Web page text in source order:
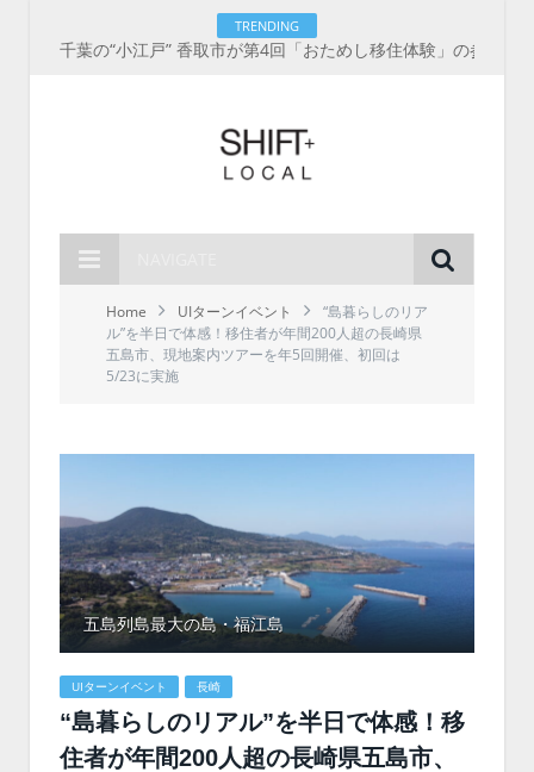
TRENDING
Home UIターンイベント
“島暮らしのリア
ル”を半日で体感！移住者が年間200人超の長崎県
五島市、現地案内ツアーを年5回開催、初回は
5/23に実施
五島列島最大の島・福江島
UIターンイベント 長崎
“島暮らしのリアル”を半日で体感！移
住者が年間200人超の長崎県五島市、